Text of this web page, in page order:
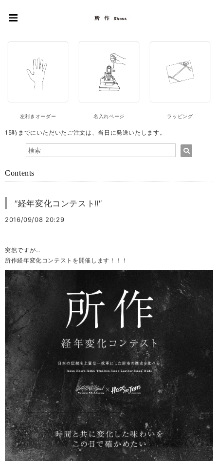
左利きオーダー 名入れページ ラッピング
15時までにいただいたご注文は、当日に発送いたします。
Contents
"経年変化コンテスト!!"
2016/09/08 20:29
突然ですが…
所作経年変化コンテストを開催します！！！